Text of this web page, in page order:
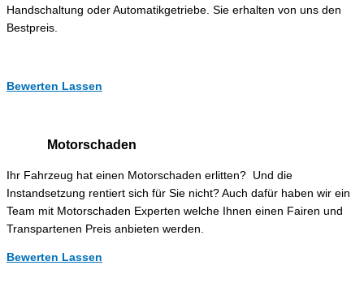
Handschaltung oder Automatikgetriebe. Sie erhalten von uns den
Bestpreis.
Bewerten Lassen
Motorschaden
Ihr Fahrzeug hat einen Motorschaden erlitten? Und die
Instandsetzung rentiert sich für Sie nicht? Auch dafür haben wir ein
Team mit Motorschaden Experten welche Ihnen einen Fairen und
Transpartenen Preis anbieten werden.
Bewerten Lassen